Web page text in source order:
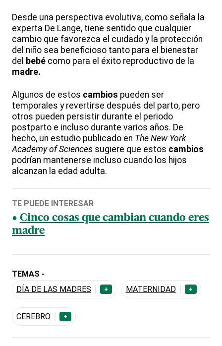
Desde una perspectiva evolutiva, como señala la
experta De Lange, tiene sentido que cualquier
cambio que favorezca el cuidado y la protección
del niño sea beneficioso tanto para el bienestar
del bebé como para el éxito reproductivo de la
madre.
Algunos de estos cambios pueden ser
temporales y revertirse después del parto, pero
otros pueden persistir durante el periodo
postparto e incluso durante varios años. De
hecho, un estudio publicado en The New York
Academy of Sciences sugiere que estos cambios
podrían mantenerse incluso cuando los hijos
alcanzan la edad adulta.
TE PUEDE INTERESAR
Cinco cosas que cambian cuando eres
madre
TEMAS -
DÍA DE LAS MADRES
+ MATERNIDAD +
CEREBRO +